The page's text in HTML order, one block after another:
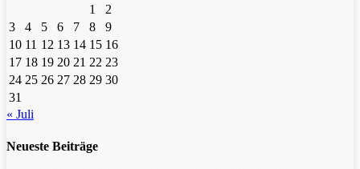
1
2
3
4 5 6 7 8
9
10 11 12 13 14 15 16
17 18 19 20 21 22 23
24 25 26 27 28 29 30
31
« Juli
Neueste Beiträge